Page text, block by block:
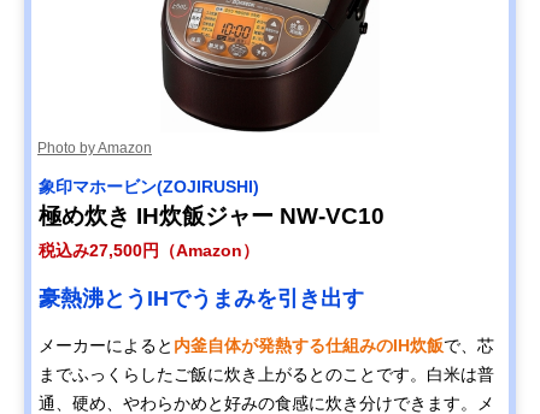
Photo by Amazon
象印マホービン(ZOJIRUSHI)
極め炊き IH炊飯ジャー NW-VC10
税込み27,500円（Amazon）
豪熱沸とうIHでうまみを引き出す
メーカーによると 内釜自体が発熱する仕組みのIH炊飯で、芯
までふっくらしたご飯に炊き上がるとのことです。白米は普
通、硬め、やわらかめと好みの食感に炊き分けできます。メ